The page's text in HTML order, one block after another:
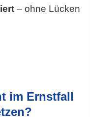
– ohne Lücken
im Ernstfall